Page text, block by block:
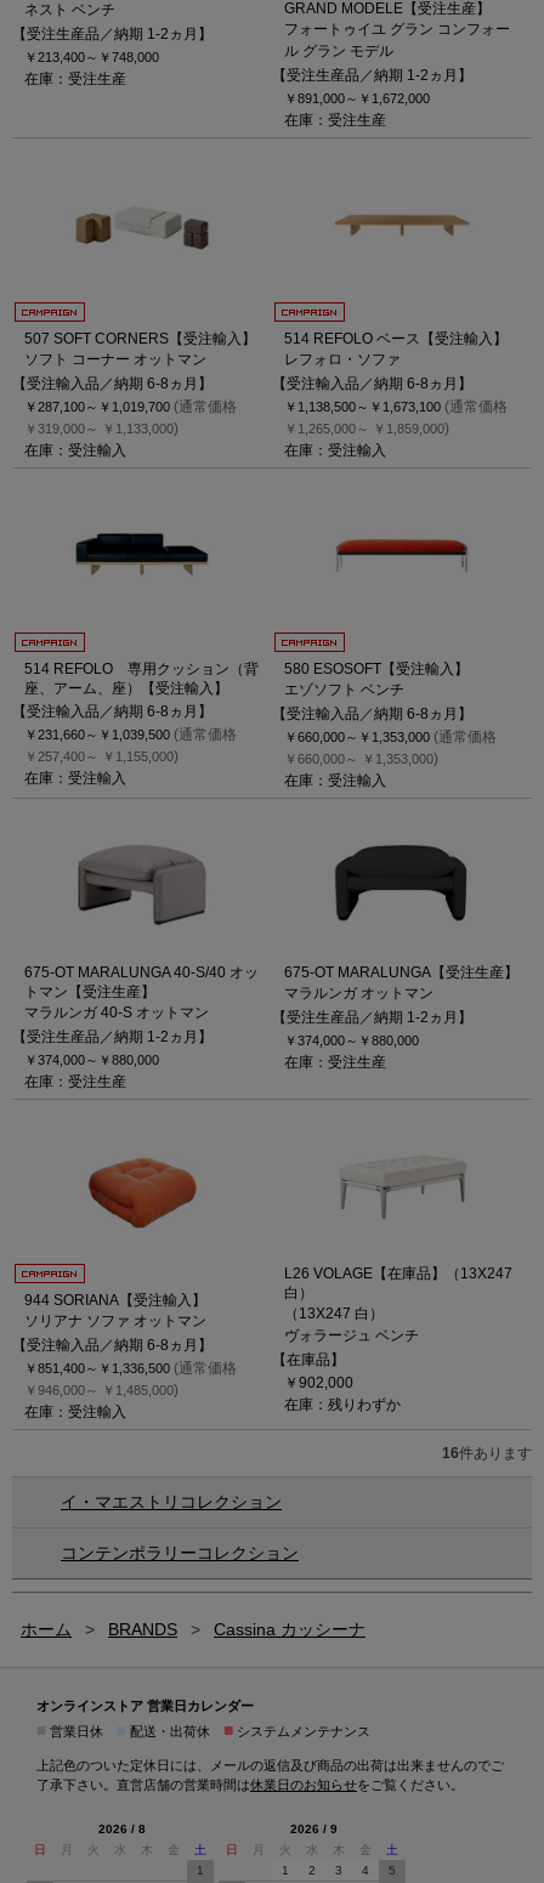
ネスト ベンチ
【受注生産品／納期 1-2ヵ月】
￥213,400～ ￥748,000
在庫：受注生産
GRAND MODELE【受注生産】
フォートゥイユ グラン コンフォー
ル グラン モデル
【受注生産品／納期 1-2ヵ月】
￥891,000～ ￥1,672,000
在庫：受注生産
507 SOFT CORNERS【受注輸入】
ソフト コーナー オットマン
【受注輸入品／納期 6-8ヵ月】
￥287,100～ ￥1,019,700 (通常価格
￥319,000～ ￥1,133,000)
在庫：受注輸入
514 REFOLO ベース【受注輸入】
レフォロ・ソファ
【受注輸入品／納期 6-8ヵ月】
￥1,138,500～ ￥1,673,100 (通常価格
￥1,265,000～ ￥1,859,000)
在庫：受注輸入
514 REFOLO 専用クッション（背
座、アーム、座）【受注輸入】
【受注輸入品／納期 6-8ヵ月】
￥231,660～ ￥1,039,500 (通常価格
￥257,400～ ￥1,155,000)
在庫：受注輸入
580 ESOSOFT【受注輸入】
エゾソフト ベンチ
【受注輸入品／納期 6-8ヵ月】
￥660,000～ ￥1,353,000 (通常価格
￥660,000～ ￥1,353,000)
在庫：受注輸入
675-OT MARALUNGA 40-S/40 オッ
トマン【受注生産】
マラルンガ 40-S オットマン
【受注生産品／納期 1-2ヵ月】
￥374,000～ ￥880,000
在庫：受注生産
675-OT MARALUNGA【受注生産】
マラルンガ オットマン
【受注生産品／納期 1-2ヵ月】
￥374,000～ ￥880,000
在庫：受注生産
944 SORIANA【受注輸入】
ソリアナ ソファ オットマン
【受注輸入品／納期 6-8ヵ月】
￥851,400～ ￥1,336,500 (通常価格
￥946,000～ ￥1,485,000)
在庫：受注輸入
L26 VOLAGE【在庫品】（13X247
白）
（13X247 白）
ヴォラージュ ベンチ
【在庫品】
￥902,000
在庫：残りわずか
16件あります
イ・マエストリコレクション
コンテンポラリーコレクション
ホーム > BRANDS > Cassina カッシーナ
オンラインストア 営業日カレンダー
営業日休 配送・出荷休 ■ システムメンテナンス
上記色のついた定休日には、メールの返信及び商品の出荷は出来ませんのでご
了承下さい。直営店舗の営業時間は休業日のお知らせをご覧ください。
2026 / 8
日
月 火 水 木 金
土
1
2026 / 9
日
月 火 水 木 金
土
1
2 3 4
5